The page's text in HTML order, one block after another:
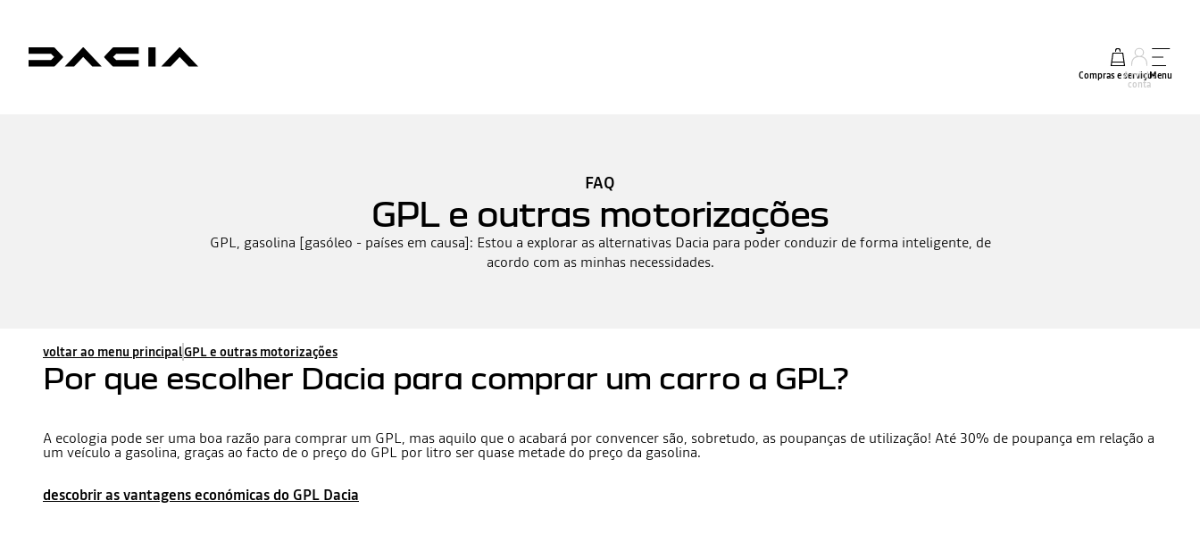
Compras e serviços
A minha
conta
Menu
FAQ
GPL e outras motorizações
GPL, gasolina [gasóleo - países em causa]: Estou a explorar as alternativas Dacia para poder conduzir de forma inteligente, de
acordo com as minhas necessidades.
voltar ao menu principalGPL e outras motorizações
Por que escolher Dacia para comprar um carro a GPL?
A ecologia pode ser uma boa razão para comprar um GPL, mas aquilo que o acabará por convencer são, sobretudo, as poupanças de utilização! Até 30% de poupança em relação a
um veículo a gasolina, graças ao facto de o preço do GPL por litro ser quase metade do preço da gasolina.
descobrir as vantagens económicas do GPL Dacia